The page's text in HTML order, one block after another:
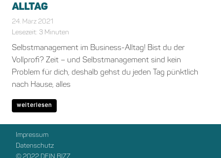
ALLTAG
24. März 2021
Lesezeit: 3 Minuten
Selbstmanagement im Business-Alltag! Bist du der
Vollprofi? Zeit – und Selbstmanagement sind kein
Problem für dich, deshalb gehst du jeden Tag pünktlich
nach Hause, alles
weiterlesen
Impressum
Datenschutz